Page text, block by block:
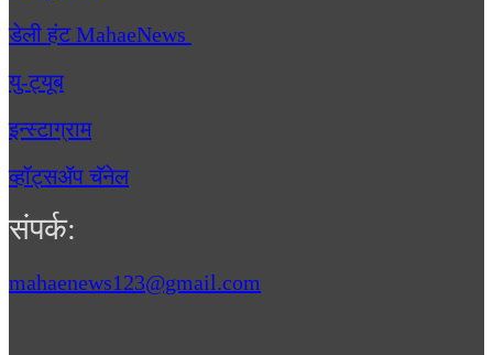
डेली हंट MahaeNews
यु-ट्यूब
इन्स्टाग्राम
व्हॉट्सॲप चॅनेल
संपर्क:
mahaenews123@gmail.com